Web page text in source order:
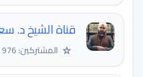
قناة الشيخ د.
☆ المشتركين: 976